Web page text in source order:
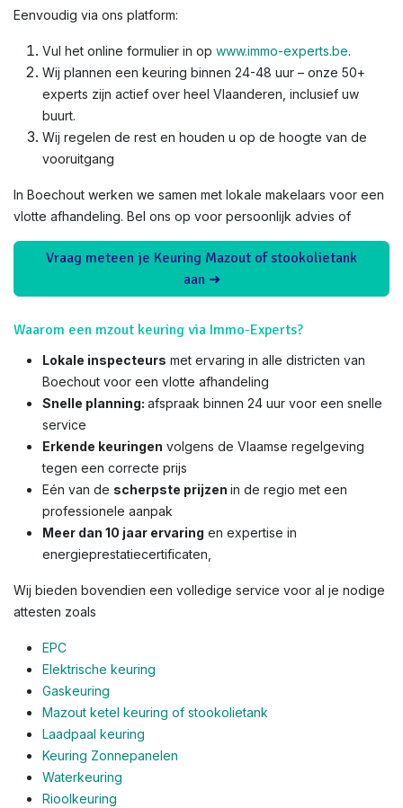
Eenvoudig via ons platform:
Vul het online formulier in op www.immo-experts.be.
Wij plannen een keuring binnen 24-48 uur – onze 50+
experts zijn actief over heel Vlaanderen, inclusief uw
buurt.
Wij regelen de rest en houden u op de hoogte van de
vooruitgang
In Boechout werken we samen met lokale makelaars voor een
vlotte afhandeling. Bel ons op voor persoonlijk advies of
Vraag meteen je Keuring Mazout of stookolietank
aan ➜
Waarom een mzout keuring via Immo-Experts?
Lokale inspecteurs met ervaring in alle districten van
Boechout voor een vlotte afhandeling
Snelle planning: afspraak binnen 24 uur voor een snelle
service
Erkende keuringen volgens de Vlaamse regelgeving
tegen een correcte prijs
Eén van de scherpste prijzen in de regio met een
professionele aanpak
Meer dan 10 jaar ervaring en expertise in
energieprestatiecertificaten,
Wij bieden bovendien een volledige service voor al je nodige
attesten zoals
EPC
Elektrische keuring
Gaskeuring
Mazout ketel keuring of stookolietank
Laadpaal keuring
Keuring Zonnepanelen
Waterkeuring
Rioolkeuring